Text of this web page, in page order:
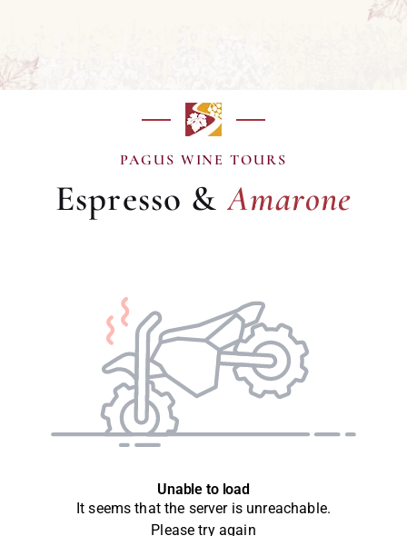
PAGUS WINE TOURS
Espresso &
Amarone
Amarone